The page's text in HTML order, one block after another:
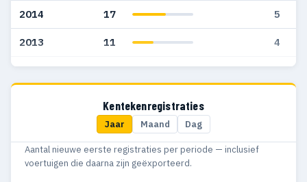
2014 17 5
2013 11 4
2012 13 3
18
2009 13
Kentekenregistraties
Jaar Maand Dag
Aantal nieuwe eerste registraties per periode — inclusief
voertuigen die daarna zijn geëxporteerd.